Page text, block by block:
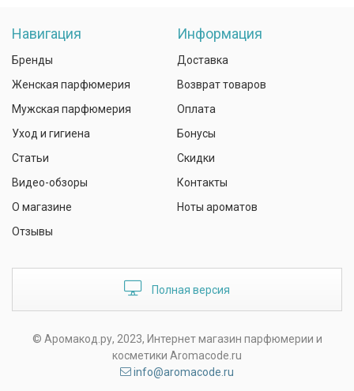
Навигация
Бренды
Женская парфюмерия
Мужская парфюмерия
Уход и гигиена
Статьи
Видео-обзоры
О магазине
Отзывы
Информация
Доставка
Возврат товаров
Оплата
Бонусы
Скидки
Контакты
Ноты ароматов
Полная версия
© Аромакод.ру, 2023, Интернет магазин парфюмерии и
косметики Aromacode.ru
info@aromacode.ru